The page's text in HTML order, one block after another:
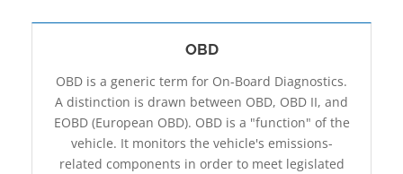
OBD
OBD is a generic term for On-Board Diagnostics.
A distinction is drawn between OBD, OBD II, and
EOBD (European OBD). OBD is a "function" of the
vehicle. It monitors the vehicle's emissions-
related components in order to meet legislated